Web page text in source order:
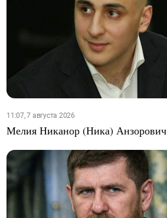
11:07, 7 августа 2026
Мелия Никанор (Ника) Анзорович